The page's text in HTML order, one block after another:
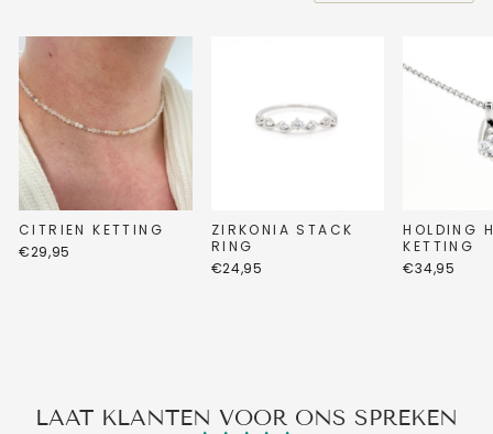
CITRIEN KETTING
€29,95
ZIRKONIA STACK
RING
€24,95
HOLDING
KETTING
€34,95
LAAT KLANTEN VOOR ONS SPREKEN